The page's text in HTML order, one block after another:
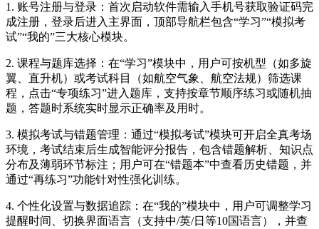
1. 账号注册与登录：首次启动软件需输入手机号获取验证码完
成注册，登录后进入主界面，顶部导航栏包含“学习”“模拟考
试”“我的”三大核心模块。
2. 课程与题库选择：在“学习”模块中，用户可按机型（如多旋
翼、直升机）或考试科目（如航空气象、航空法规）筛选课
程，点击“专项练习”进入题库，支持按章节顺序练习或随机抽
题，答题时系统实时显示正确率及用时。
3. 模拟考试与错题管理：通过“模拟考试”模块可开启全真考场
环境，考试结束后生成智能评分报告，包含错题解析、知识点
分布及薄弱环节标注；用户可在“错题本”中查看历史错题，并
通过“再练习”功能针对性强化训练。
4. 个性化设置与数据追踪：在“我的”模块中，用户可调整学习
提醒时间、切换界面语言（支持中/英/日等10国语言），并查